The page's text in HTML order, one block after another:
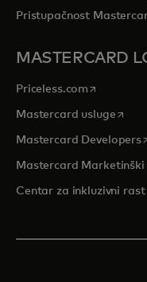
Pristupačnost
MASTERCARD
Priceless.com opens in a
Mastercard usluge
Mastercard Developers
Mastercard Marketinški
Centar za inkluzivni rast